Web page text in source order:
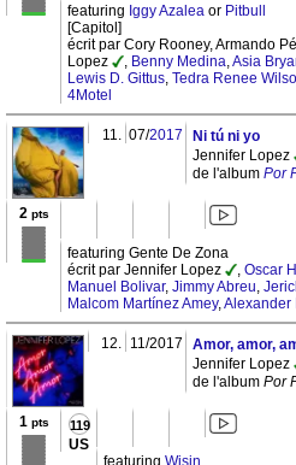
featuring Iggy Azalea or Pitbull
[Capitol]
écrit par Cory Rooney, Armando
Lopez
Benny Medina Asia
Lewis D. Gittus Tedra Renee
4Motel
11. 07/2017
Ni tú ni yo
Jennifer Lopez
de l'album Por
2 pts
featuring Gente De Zona
écrit par Jennifer Lopez
Oscar
Manuel Bolivar, Jimmy Abreu
Malcom Martínez Amey, Alexander
12. 11/2017
Amor, amor,
Jennifer Lopez
de l'album Por
1 pts
119
US
featuring Wisin